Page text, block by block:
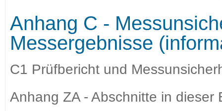
Anhang C -
Messergebnisse
C1 Prüfbericht und
Anhang ZA - Abschnitte in